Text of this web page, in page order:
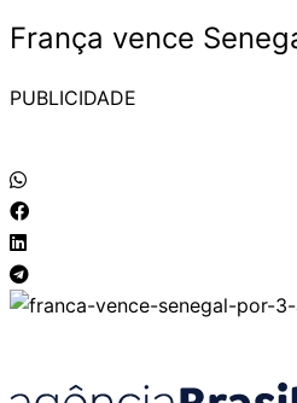
França vence
PUBLICIDADE